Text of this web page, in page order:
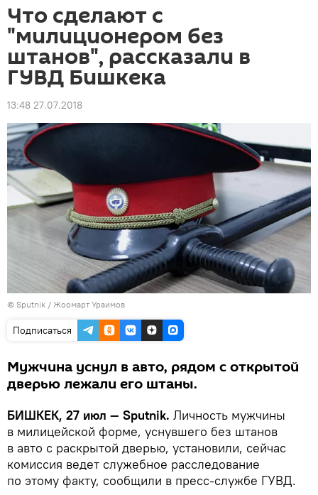
Что сделают с
"милиционером без
штанов", рассказали в
ГУВД Бишкека
13:48 27.07.2018
© Sputnik / Жоомарт Ураимов
Подписаться
Мужчина уснул в авто, рядом с открытой
дверью лежали его штаны.
БИШКЕК, 27 июл — Sputnik. Личность мужчины
в милицейской форме, уснувшего без штанов
в авто с раскрытой дверью, установили, сейчас
комиссия ведет служебное расследование
по этому факту, сообщили в пресс-службе ГУВД.